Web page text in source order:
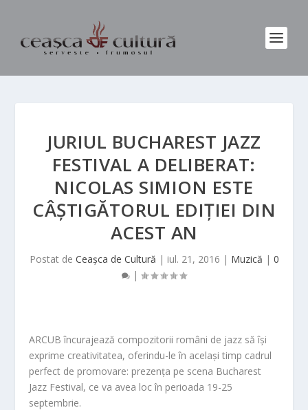
JURIUL BUCHAREST JAZZ
FESTIVAL A DELIBERAT:
NICOLAS SIMION ESTE
CÂȘTIGĂTORUL EDIȚIEI DIN
ACEST AN
Postat de Ceașca de Cultură | iul. 21, 2016 | Muzică | 0
|
ARCUB încurajează compozitorii români de jazz să își
exprime creativitatea, oferindu-le în același timp cadrul
perfect de promovare: prezența pe scena Bucharest
Jazz Festival, ce va avea loc în perioada 19-25
septembrie.